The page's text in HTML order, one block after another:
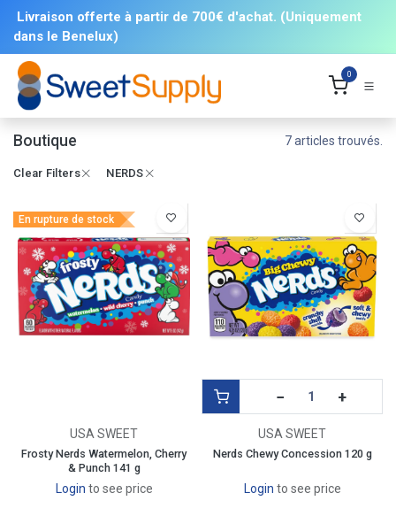
Livraison offerte à partir de 700€ d'achat. (Uniquement
dans le Benelux)
0
Boutique 7 articles trouvés.
Clear Filters NERDS
En rupture de stock
USA SWEET
Frosty Nerds Watermelon, Cherry
& Punch 141 g
Login to see price
− +
USA SWEET
Nerds Chewy Concession 120 g
Login to see price